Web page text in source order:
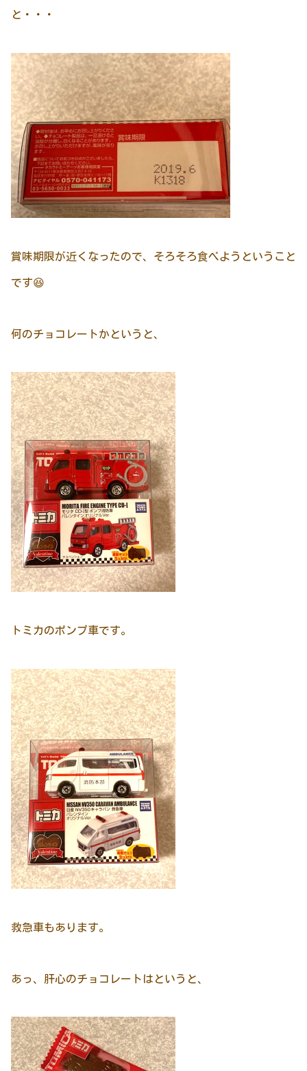
と・・・
賞味期限が近くなったので、そろそろ食べようということ
です😆
何のチョコレートかというと、
トミカのポンプ車です。
救急車もあります。
あっ、肝心のチョコレートはというと、